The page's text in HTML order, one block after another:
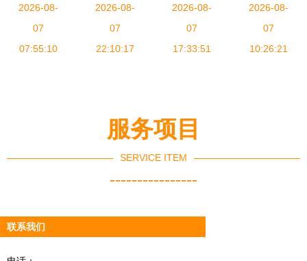
食品经营场
所俨然成为
了光鲜抢眼
为市场监管
引发空前风
险的赛道。
从司法判例
的最新答复
来看，一项
食品销售连
锁企业行政
指导会 筑
2026-08-
07
07:55:10
——北海香
港路泥头车
事故警示
2026-08-
07
22:10:17
怎么写才规
范？热食类
食品＋酒类
2026-08-
07
17:33:51
严食品安全
标准，烟草
也被纳入监
2026-08-
07
10:26:21
服务项目
SERVICE ITEM
----------------
联系我们